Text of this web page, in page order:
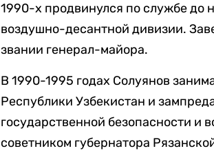
1990-х продвинулся по службе до
воздушно-десантной дивизии.
звании генерал-майора.
В 1990-1995 годах Солуянов
Республики Узбекистан и
государственной безопасности и
советником губернатора